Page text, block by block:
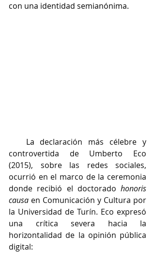
con una identidad semianónima.
   La
declaración más célebre y
controvertida de Umberto Eco
(2015), sobre las redes sociales,
ocurrió en el marco de la ceremonia
donde recibió el doctorado honoris
causa en Comunicación y Cultura por
la Universidad de Turín. Eco expresó
una crítica severa hacia la
horizontalidad de la opinión pública
digital: